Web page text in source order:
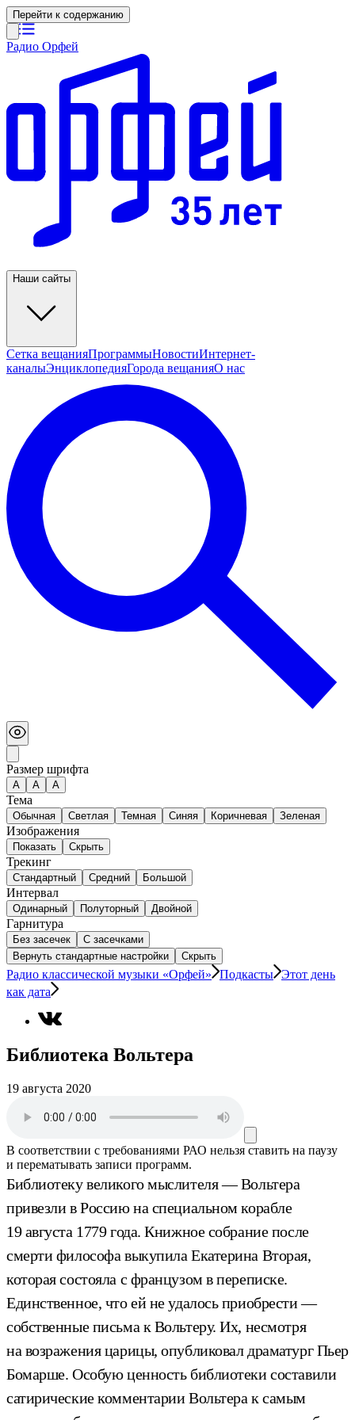
Перейти к содержанию
Радио Орфей
Наши сайты
Сетка вещанияПрограммыНовостиИнтернет-
каналыЭнциклопедияГорода вещанияО нас
Размер шрифта
А A A
Тема
Обычная Светлая Темная Синяя Коричневая Зеленая
Изображения
Показать Скрыть
Трекинг
Стандартный Средний Большой
Интервал
Одинарный Полуторный Двойной
Гарнитура
Без засечек
С засечками
Вернуть стандартные настройки
Скрыть
Радио классической музыки «Орфей» Подкасты Этот день
как дата
Библиотека Вольтера
19 августа 2020
В соответствии с требованиями РАО нельзя ставить на паузу
и перематывать записи программ.
Библиотеку великого мыслителя — Вольтера
привезли в Россию на специальном корабле
19 августа 1779 года. Книжное собрание после
смерти философа выкупила Екатерина Вторая,
которая состояла с французом в переписке.
Единственное, что ей не удалось приобрести —
собственные письма к Вольтеру. Их, несмотря
на возражения царицы, опубликовал драматург Пьер
Бомарше. Особую ценность библиотеки составили
сатирические комментарии Вольтера к самым